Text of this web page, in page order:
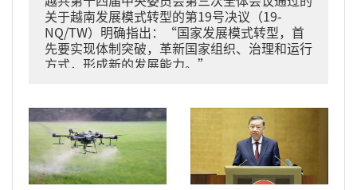
关于越南发展模式转型的第19号决议（19-
NQ/TW）明确指出：“国家发展模式转型，首
先要实现体制突破，革新国家组织、治理和运行
方式，形成新的发展能力。”